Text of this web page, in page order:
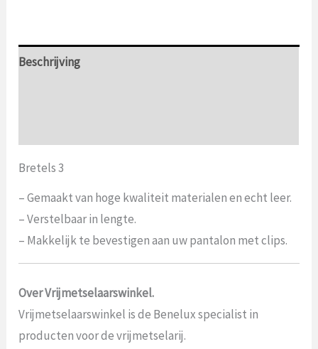
Beschrijving
Bretels 3
– Gemaakt van hoge kwaliteit materialen en echt leer.
– Verstelbaar in lengte.
– Makkelijk te bevestigen aan uw pantalon met clips.
Over Vrijmetselaarswinkel.
Vrijmetselaarswinkel is de Benelux specialist in
producten voor de vrijmetselarij.